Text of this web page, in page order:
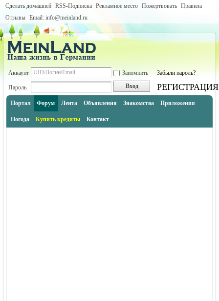
Сделать домашней RSS-Подписка Рекламное место Пожертвовать Правила
Отзывы Email: info@meinland.ru
Аккаунт Запомнить Забыли пароль?
Пароль Вход РЕГИСТРАЦИЯ
Портал Форум Лента Объявления Знакомства Приложения
Погода Купить кредиты Контакт